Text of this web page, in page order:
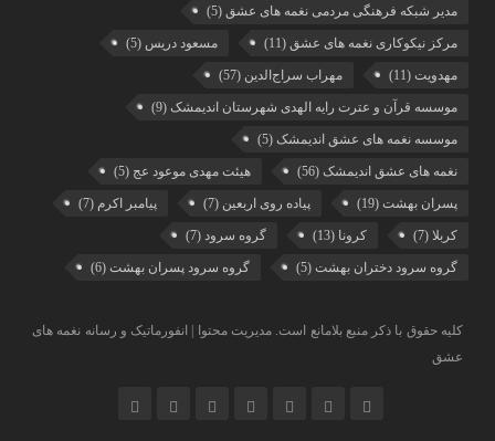
مدیر شبکه فرهنگی مردمی نغمه های عشق (5)
مرکز نیکوکاری نغمه های عشق (11) مسعود دریس (5)
مهدویت (11) مهراب سراج‌الدین (57)
موسسه قرآن و عترت رایه الهدی شهرستان اندیمشک (9)
موسسه نغمه های عشق اندیمشک (5)
نغمه های عشق اندیمشک (56) هیئت مهدی موعود عج (5)
پسران بهشت (19) پیاده روی اربعین (7) پیامبر اکرم (7)
کربلا (7) کرونا (13) گروه سرود (7)
گروه سرود دختران بهشت (5) گروه سرود پسران بهشت (6)
کلیه حقوق با ذکر منبع بلامانع است. مدیریت محتوا | انفورماتیک و رسانه نغمه های
عشق